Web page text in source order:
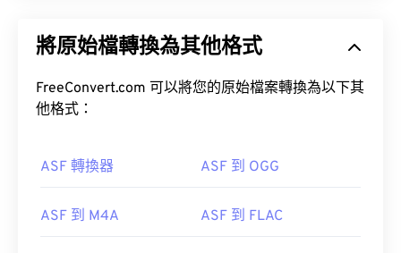
將原始檔轉換為其他格式
FreeConvert.com 可以將您的原始檔案轉換為以下其
他格式：
ASF 轉換器 ASF 到 OGG
ASF 到 M4A ASF 到 FLAC